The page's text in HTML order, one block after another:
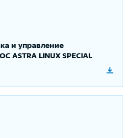
и управление
ASTRA LINUX SPECIAL